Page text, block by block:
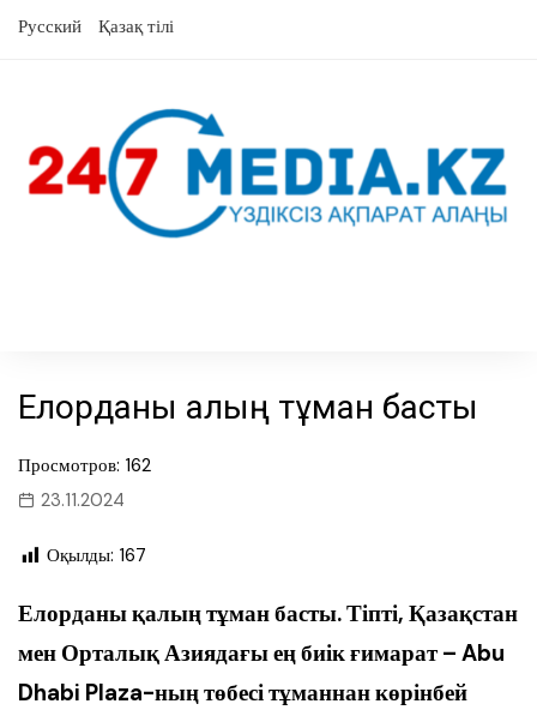
Русский Қазақ тілі
Елорданы қалың тұман басты
Просмотров: 162
23.11.2024
Оқылды: 167
Елорданы қалың тұман басты. Тіпті, Қазақстан
мен Орталық Азиядағы ең биік ғимарат – Abu
Dhabi Plaza-ның төбесі тұманнан көрінбей